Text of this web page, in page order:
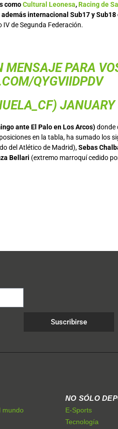
comoCultural Leonesa,Racing de
internacional Sub17 y
IV de Segunda Federación.
PARA
QYGVIIDPDV
ante El Palo en Los Arcos)donde
en la tabla, ha sumado los
del Atlético de Madrid),Sebas
Bellari (extremo marroquí cedido
Suscribirse
mundo
NO SÓLO
E-Sports
Tecnología